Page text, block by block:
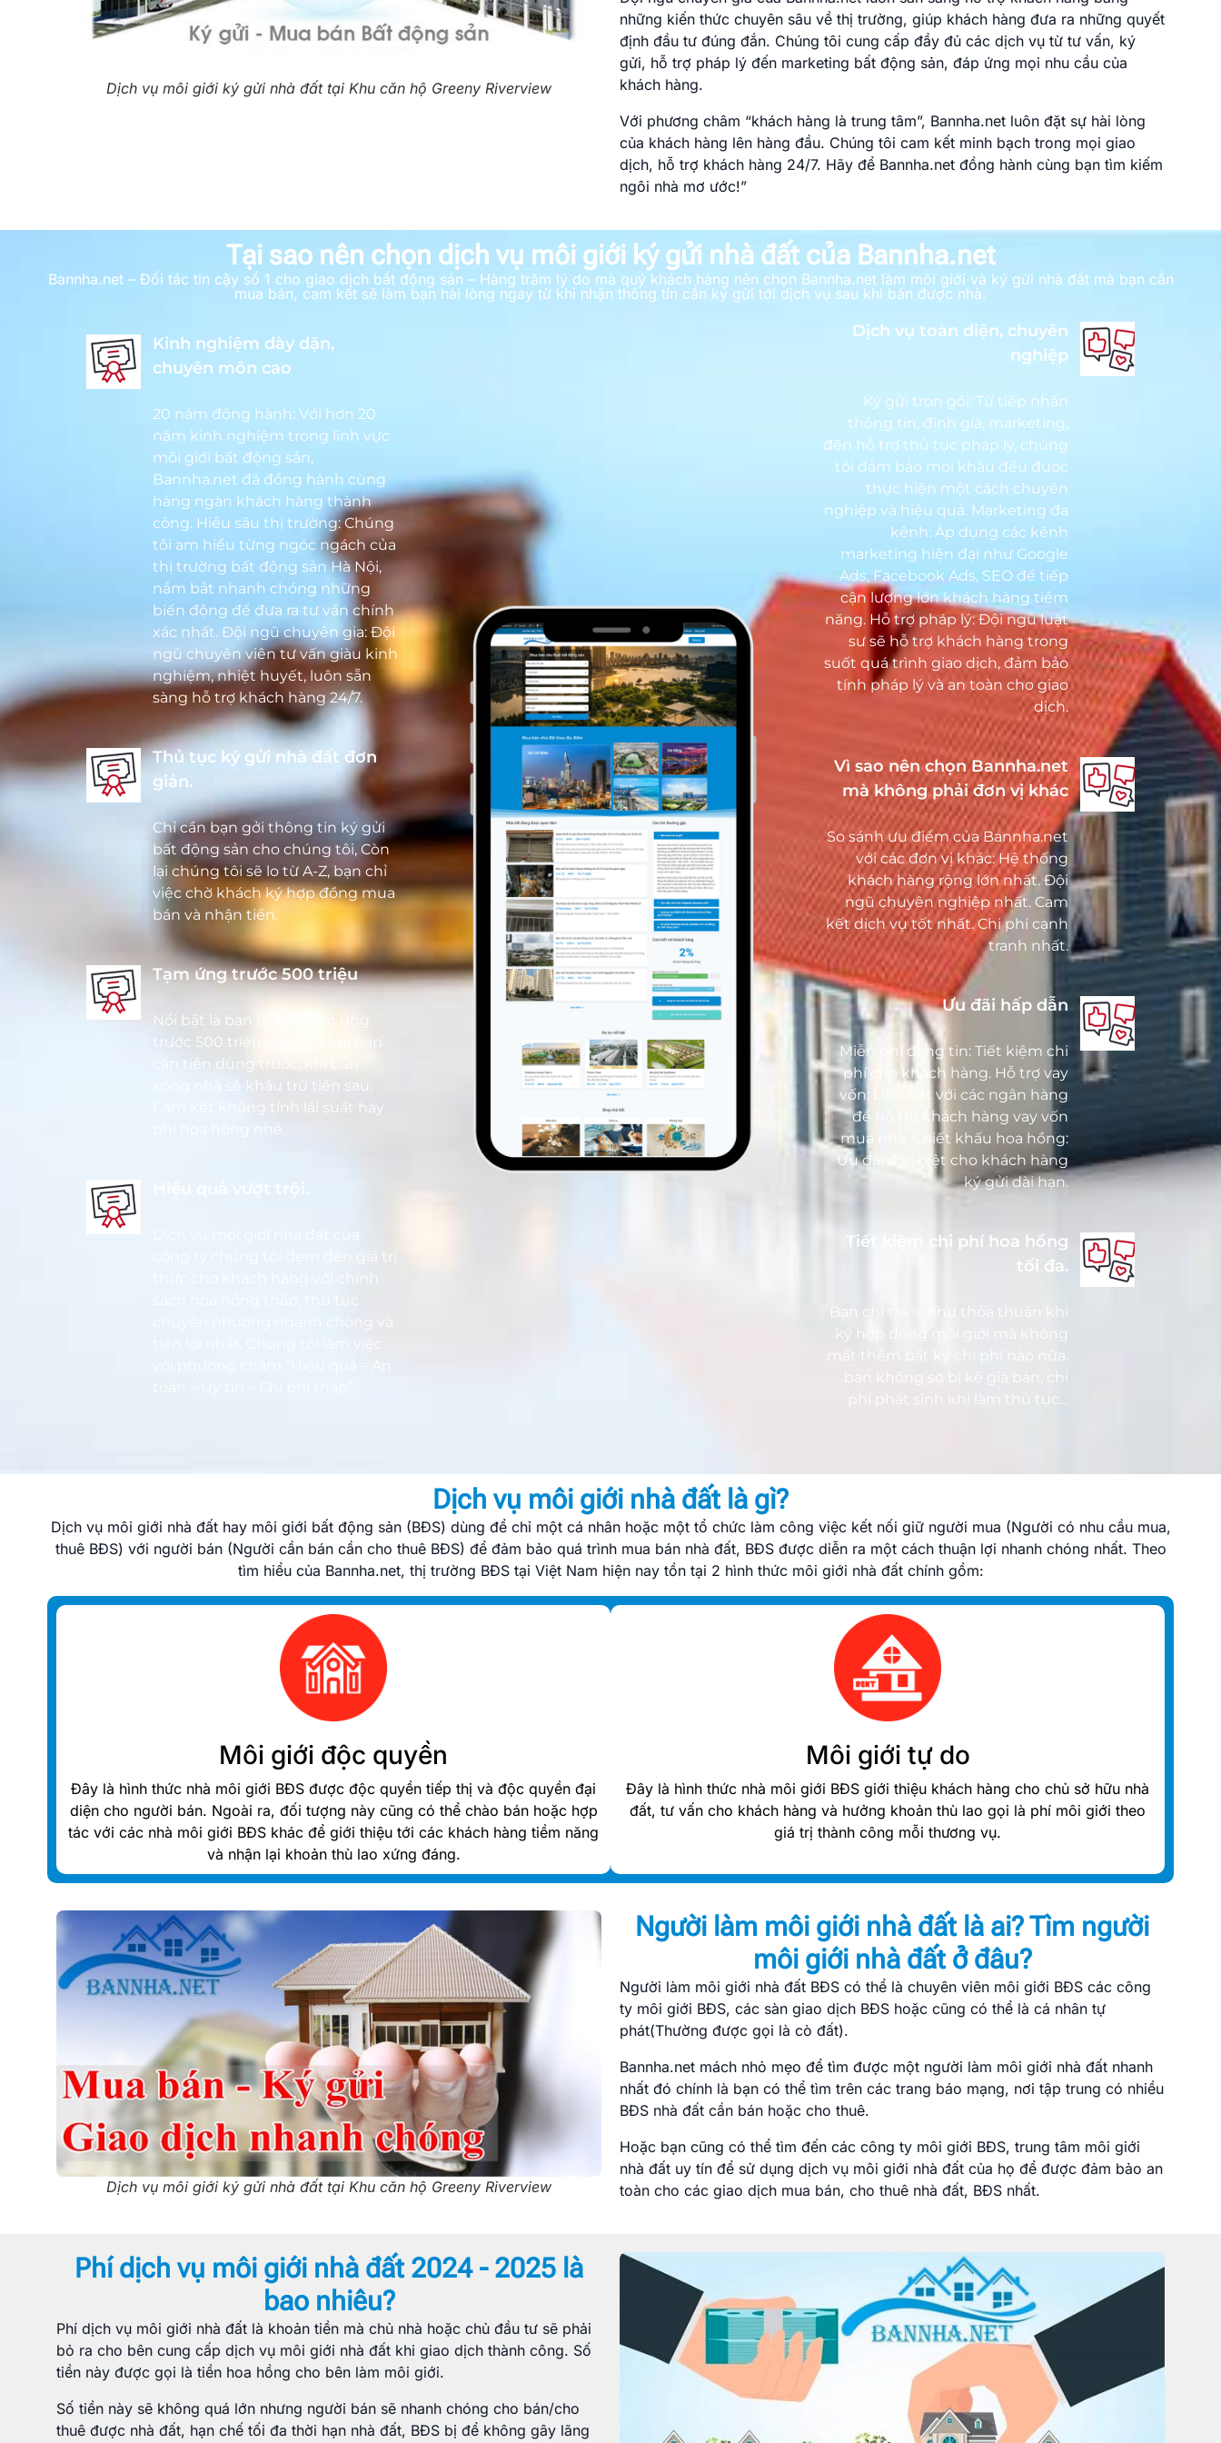
Dịch vụ môi giới ký gửi nhà đất tại Khu căn hộ Greeny Riverview
những kiến thức chuyên sâu về thị trường, giúp khách hàng đưa ra những quyết
định đầu tư đúng đắn. Chúng tôi cung cấp đầy đủ các dịch vụ từ tư vấn, ký
gửi, hỗ trợ pháp lý đến marketing bất động sản, đáp ứng mọi nhu cầu của
khách hàng.
Với phương châm “khách hàng là trung tâm”, Bannha.net luôn đặt sự hài lòng
của khách hàng lên hàng đầu. Chúng tôi cam kết minh bạch trong mọi giao
dịch, hỗ trợ khách hàng 24/7. Hãy để Bannha.net đồng hành cùng bạn tìm kiếm
ngôi nhà mơ ước!”
Tại sao nên chọn dịch vụ môi giới ký gửi nhà đất của Bannha.net
Bannha.net – Đối tác tin cậy số 1 cho giao dịch bất động sản – Hàng trăm lý do mà quý khách hàng nên chọn Bannha.net làm môi giới và ký gửi nhà đất mà bạn cần
mua bán, cam kết sẽ làm bạn hài lòng ngay từ khi nhận thông tin cần ký gửi tới dịch vụ sau khi bán được nhà.
Kinh nghiệm dày dặn,
chuyên môn cao
20 năm đồng hành: Với hơn 20
năm kinh nghiệm trong lĩnh vực
môi giới bất động sản,
Bannha.net đã đồng hành cùng
hàng ngàn khách hàng thành
công. Hiểu sâu thị trường: Chúng
tôi am hiểu từng ngóc ngách của
thị trường bất động sản Hà Nội,
nắm bắt nhanh chóng những
biến động để đưa ra tư vấn chính
xác nhất. Đội ngũ chuyên gia: Đội
ngũ chuyên viên tư vấn giàu kinh
nghiệm, nhiệt huyết, luôn sẵn
sàng hỗ trợ khách hàng 24/7.
Thủ tục ký gửi nhà đất đơn
giản.
Chỉ cần bạn gởi thông tin ký gửi
bất động sản cho chúng tôi, Còn
lại chúng tôi sẽ lo từ A-Z, bạn chỉ
việc chờ khách ký hợp đồng mua
bán và nhận tiền.
Tạm ứng trước 500 triệu
Nổi bật là bạn có thể tạm ứng
trước 500 triệu đến 5 tỷ khi bạn
cần tiền dùng trước, khi bán
xong nhà sẽ khấu trừ tiền sau.
Cam kết không tính lãi suất hay
phí hoa hồng nhé.
Hiệu quả vượt trội.
Dịch vụ môi giới nhà đất của
công ty chúng tôi đem đến giá trị
thực cho khách hàng với chính
sách hoa hồng thấp, thủ tục
chuyển nhượng nhanh chóng và
Dịch vụ toàn diện, chuyên
nghiệp
Ký gửi trọn gói: Từ tiếp nhận
thông tin, định giá, marketing,
đến hỗ trợ thủ tục pháp lý, chúng
tôi đảm bảo mọi khâu đều được
thực hiện một cách chuyên
nghiệp và hiệu quả. Marketing đa
kênh: Áp dụng các kênh
marketing hiện đại như Google
Ads, Facebook Ads, SEO để tiếp
cận lượng lớn khách hàng tiềm
năng. Hỗ trợ pháp lý: Đội ngũ luật
sư sẽ hỗ trợ khách hàng trong
suốt quá trình giao dịch, đảm bảo
tính pháp lý và an toàn cho giao
dịch.
Vì sao nên chọn Bannha.net
mà không phải đơn vị khác
So sánh ưu điểm của Bannha.net
với các đơn vị khác: Hệ thống
khách hàng rộng lớn nhất. Đội
ngũ chuyên nghiệp nhất. Cam
kết dịch vụ tốt nhất. Chi phí cạnh
tranh nhất.
Ưu đãi hấp dẫn
Miễn phí đăng tin: Tiết kiệm chi
phí cho khách hàng. Hỗ trợ vay
vốn: Liên kết với các ngân hàng
để hỗ trợ khách hàng vay vốn
mua nhà. Chiết khấu hoa hồng:
Ưu đãi đặc biệt cho khách hàng
ký gửi dài hạn.
Tiết kiệm chi phí hoa hồng
tối đa.
Bạn chỉ trả % như thỏa thuận khi
ký hợp đồng môi giới mà không
mất thêm bất kỳ chi phí nào nữa.
bạn không sợ bị kê giá bán, chi
phí phát sinh khi làm thủ tục…
Dịch vụ môi giới nhà đất là gì?
Dịch vụ môi giới nhà đất hay môi giới bất động sản (BĐS) dùng để chỉ một cá nhân hoặc một tổ chức làm công việc kết nối giữ người mua (Người có nhu cầu mua,
thuê BĐS) với người bán (Người cần bán cần cho thuê BĐS) để đảm bảo quá trình mua bán nhà đất, BĐS được diễn ra một cách thuận lợi nhanh chóng nhất. Theo
tìm hiểu của Bannha.net, thị trường BĐS tại Việt Nam hiện nay tồn tại 2 hình thức môi giới nhà đất chính gồm:
Môi giới độc quyền
Đây là hình thức nhà môi giới BĐS được độc quyền tiếp thị và độc quyền đại
diện cho người bán. Ngoài ra, đối tượng này cũng có thể chào bán hoặc hợp
tác với các nhà môi giới BĐS khác để giới thiệu tới các khách hàng tiềm năng
và nhận lại khoản thù lao xứng đáng.
Môi giới tự do
Đây là hình thức nhà môi giới BĐS giới thiệu khách hàng cho chủ sở hữu nhà
đất, tư vấn cho khách hàng và hưởng khoản thù lao gọi là phí môi giới theo
giá trị thành công mỗi thương vụ.
Dịch vụ môi giới ký gửi nhà đất tại Khu căn hộ Greeny Riverview
Người làm môi giới nhà đất là ai? Tìm người
môi giới nhà đất ở đâu?
Người làm môi giới nhà đất BĐS có thể là chuyên viên môi giới BĐS các công
ty môi giới BĐS, các sàn giao dịch BĐS hoặc cũng có thể là cá nhân tự
phát(Thường được gọi là cò đất).
Bannha.net mách nhỏ mẹo để tìm được một người làm môi giới nhà đất nhanh
nhất đó chính là bạn có thể tìm trên các trang báo mạng, nơi tập trung có nhiều
BĐS nhà đất cần bán hoặc cho thuê.
Hoặc bạn cũng có thể tìm đến các công ty môi giới BĐS, trung tâm môi giới
nhà đất uy tín để sử dụng dịch vụ môi giới nhà đất của họ để được đảm bảo an
toàn cho các giao dịch mua bán, cho thuê nhà đất, BĐS nhất.
Phí dịch vụ môi giới nhà đất 2024 - 2025 là
bao nhiêu?
Phí dịch vụ môi giới nhà đất là khoản tiền mà chủ nhà hoặc chủ đầu tư sẽ phải
bỏ ra cho bên cung cấp dịch vụ môi giới nhà đất khi giao dịch thành công. Số
tiền này được gọi là tiền hoa hồng cho bên làm môi giới.
Số tiền này sẽ không quá lớn nhưng người bán sẽ nhanh chóng cho bán/cho
thuê được nhà đất, hạn chế tối đa thời hạn nhà đất, BĐS bị để không gây lãng